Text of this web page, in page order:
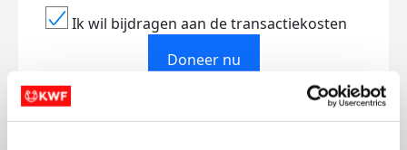
Ik wil bijdragen aan de transactiekosten
Doneer nu